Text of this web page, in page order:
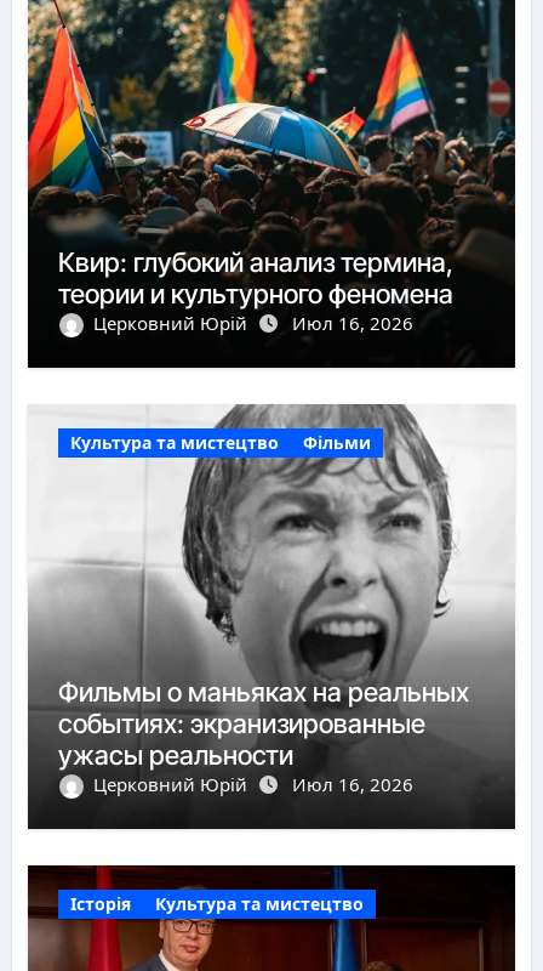
Квир: глубокий анализ термина,
теории и культурного феномена
Церковний Юрій Июл 16, 2026
Культура та мистецтво Фільми
Фильмы о маньяках на реальных
событиях: экранизированные
ужасы реальности
Церковний Юрій Июл 16, 2026
Історія Культура та мистецтво